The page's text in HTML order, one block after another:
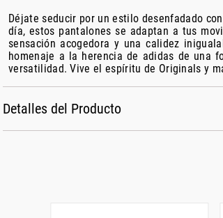
Déjate seducir por un estilo desenfadado
día, estos pantalones se adaptan a tus
sensación acogedora y una calidez
homenaje a la herencia de adidas de una
versatilidad. Vive el espíritu de Originals y
Detalles del Producto